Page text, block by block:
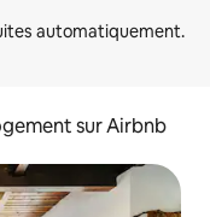
sur Airbnb